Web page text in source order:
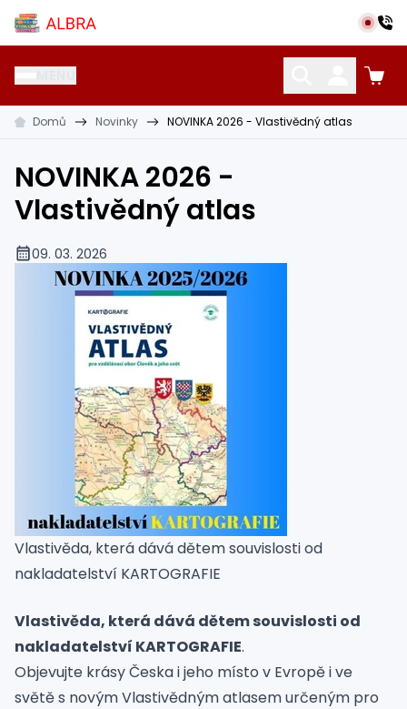
Přeskočit na hlavní obsah
Albra s.r.o.
KATALOG UČEBNIC OSTATNÍ POMŮCKY
Domů Novinky NOVINKA 2026 - Vlastivědný atlas
NOVINKA 2026 -
Vlastivědný atlas
09. 03. 2026
Vlastivěda, která dává dětem souvislosti od
nakladatelství KARTOGRAFIE
Vlastivěda, která dává dětem souvislosti od
nakladatelství KARTOGRAFIE.
Objevujte krásy Česka i jeho místo v Evropě i ve
světě s novým Vlastivědným atlasem určeným pro